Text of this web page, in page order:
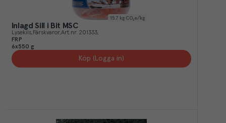
15.7 kg CO₂e/kg
Inlagd Sill i Bit MSC
Lysekils Färskvaror Art.nr. 201333
FRP
6x550 g
Köp (Logga in)